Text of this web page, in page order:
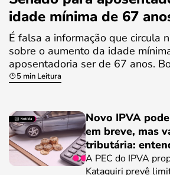
idade mínima de 67
É falsa a informação que circula
sobre o aumento da idade
aposentadoria ser de 67 anos.
5 min Leitura
Novo IPVA
em breve, mas
tributária:
A PEC do IPVA
Kataguiri prevê